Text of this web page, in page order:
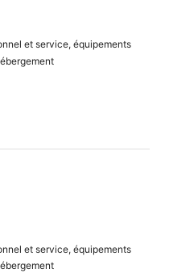
et service, équipements
et service, équipements